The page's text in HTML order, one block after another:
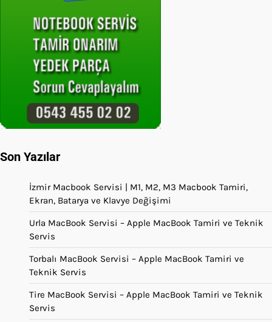
Son Yazılar
İzmir Macbook Servisi | M1, M2, M3 Macbook Tamiri,
Ekran, Batarya ve Klavye Değişimi
Urla MacBook Servisi – Apple MacBook Tamiri ve Teknik
Servis
Torbalı MacBook Servisi – Apple MacBook Tamiri ve
Teknik Servis
Tire MacBook Servisi – Apple MacBook Tamiri ve Teknik
Servis